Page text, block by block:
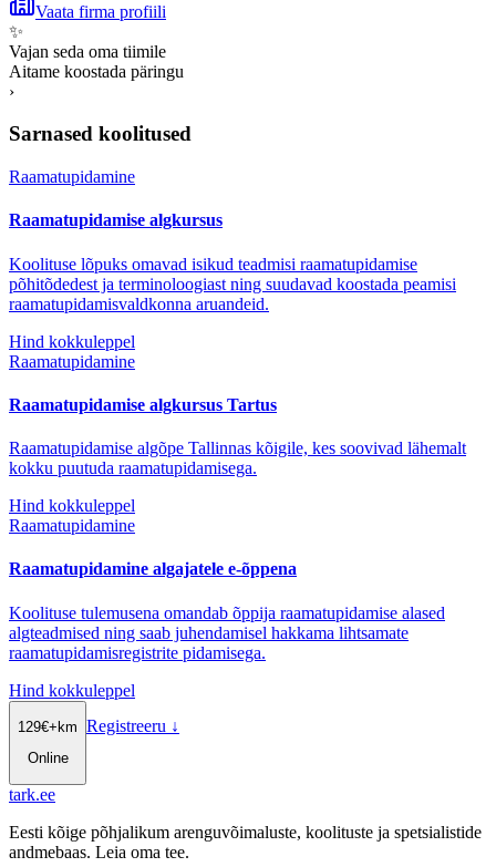
Vaata firma profiili
✨
Vajan seda oma tiimile
Aitame koostada päringu
›
Sarnased koolitused
Raamatupidamine
Raamatupidamise algkursus
Koolituse lõpuks omavad isikud teadmisi raamatupidamise
põhitõdedest ja terminoloogiast ning suudavad koostada peamisi
raamatupidamisvaldkonna aruandeid.
Hind kokkuleppel
Raamatupidamine
Raamatupidamise algkursus Tartus
Raamatupidamise algõpe Tallinnas kõigile, kes soovivad lähemalt
kokku puutuda raamatupidamisega.
Hind kokkuleppel
Raamatupidamine
Raamatupidamine algajatele e-õppena
Koolituse tulemusena omandab õppija raamatupidamise alased
algteadmised ning saab juhendamisel hakkama lihtsamate
raamatupidamisregistrite pidamisega.
Hind kokkuleppel
129€+km
Online
Registreeru ↓
tark.ee
Eesti kõige põhjalikum arenguvõimaluste, koolituste ja spetsialistide
andmebaas. Leia oma tee.